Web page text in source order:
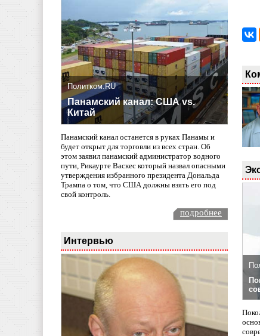
Политком.RU
Панамский канал: США vs.
Китай
Панамский канал останется в руках Панамы и
будет открыт для торговли из всех стран. Об
этом заявил панамский администратор водного
пути, Рикаурте Васкес который назвал опасными
утверждения избранного президента Дональда
Трампа о том, что США должны взять его под
свой контроль.
подробнее
Интервью